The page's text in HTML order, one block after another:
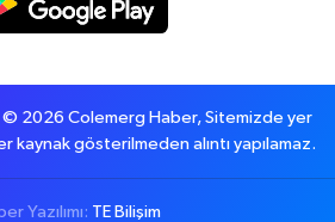
2026 Colemerg Haber, Sitemizde yer
kaynak gösterilmeden alıntı yapılamaz.
Yazılımı: TE Bilişim